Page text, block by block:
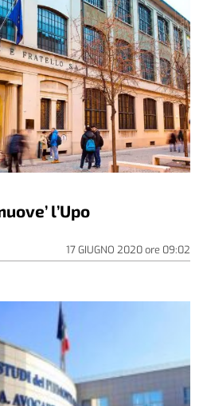
l’Upo
17 GIUGNO 2020ore 09:02